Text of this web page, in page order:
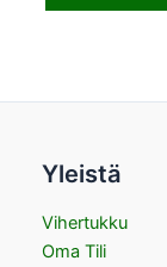
Yleistä
Vihertukku
Oma Tili